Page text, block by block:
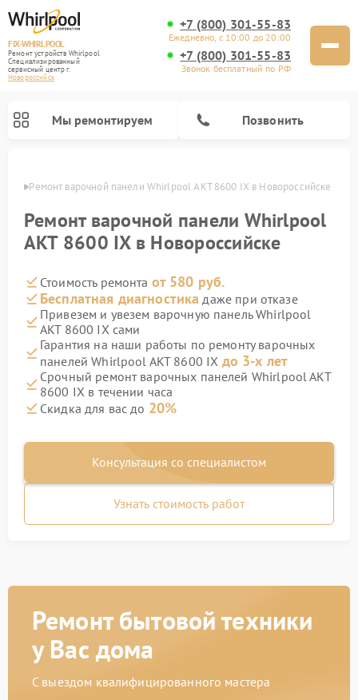
FIX-WHIRLPOOL
Ремонт устройств Whirlpool
Специализированный
cервисный центр г.
Новороссийск
+7 (800) 301-55-83
Ежедневно, с 10:00 до 20:00
+7 (800) 301-55-83
Звонок бесплатный по РФ
Мы ремонтируем Позвонить
Ремонт варочной панели Whirlpool AKT 8600 IX в Новороссийске
Ремонт варочной панели Whirlpool
AKT 8600 IX в Новороссийске
Стоимость ремонта от 580 руб.
Бесплатная диагностика даже при отказе
Привезем и увезем варочную панель Whirlpool
AKT 8600 IX сами
Гарантия на наши работы по ремонту варочных
панелей Whirlpool AKT 8600 IX до 3-х лет
Срочный ремонт варочных панелей Whirlpool AKT
8600 IX в течении часа
Скидка для вас до 20%
Консультация со специалистом
Узнать стоимость работ
Ремонт бытовой техники
у Вас дома
С выездом квалифицированного мастера